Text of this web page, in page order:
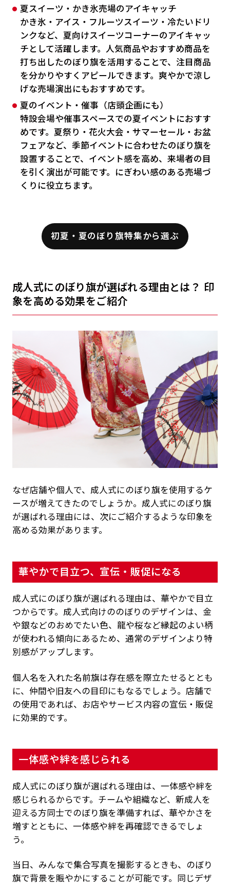
夏スイーツ・かき氷売場のアイキャッチ
かき氷・アイス・フルーツスイーツ・冷たいドリ
ンクなど、夏向けスイーツコーナーのアイキャッ
チとして活躍します。人気商品やおすすめ商品を
打ち出したのぼり旗を活用することで、注目商品
を分かりやすくアピールできます。爽やかで涼し
げな売場演出にもおすすめです。
夏のイベント・催事（店頭企画にも）
特設会場や催事スペースでの夏イベントにおすす
めです。夏祭り・花火大会・サマーセール・お盆
フェアなど、季節イベントに合わせたのぼり旗を
設置することで、イベント感を高め、来場者の目
を引く演出が可能です。にぎわい感のある売場づ
くりに役立ちます。
初夏・夏のぼり旗特集から選ぶ
成人式にのぼり旗が選ばれる理由とは？ 印
象を高める効果をご紹介
なぜ店舗や個人で、成人式にのぼり旗を使用するケ
ースが増えてきたのでしょうか。成人式にのぼり旗
が選ばれる理由には、次にご紹介するような印象を
高める効果があります。
華やかで目立つ、宣伝・販促になる
成人式にのぼり旗が選ばれる理由は、華やかで目立
つからです。成人式向けののぼりのデザインは、金
や銀などのおめでたい色、龍や桜など縁起のよい柄
が使われる傾向にあるため、通常のデザインより特
別感がアップします。
個人名を入れた名前旗は存在感を際立たせるととも
に、仲間や旧友への目印にもなるでしょう。店舗で
の使用であれば、お店やサービス内容の宣伝・販促
に効果的です。
一体感や絆を感じられる
成人式にのぼり旗が選ばれる理由は、一体感や絆を
感じられるからです。チームや組織など、新成人を
迎える方同士でのぼり旗を準備すれば、華やかさを
増すとともに、一体感や絆を再確認できるでしょ
う。
当日、みんなで集合写真を撮影するときも、のぼり
旗で背景を賑やかにすることが可能です。同じデザ